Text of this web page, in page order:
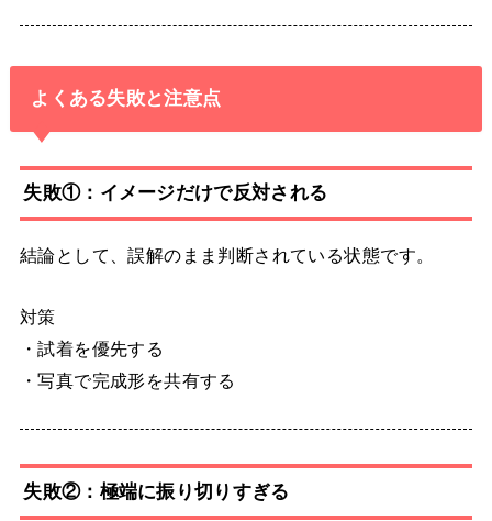
よくある失敗と注意点
失敗①：イメージだけで反対される
結論として、誤解のまま判断されている状態です。
対策
・試着を優先する
・写真で完成形を共有する
失敗②：極端に振り切りすぎる